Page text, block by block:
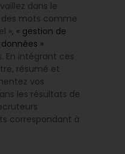
dans le
mots comme
», « gestion de
»
En intégrant ces
résumé et
vos
les résultats de
correspondant à